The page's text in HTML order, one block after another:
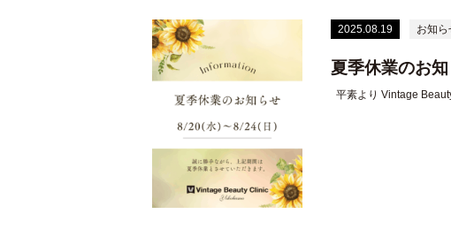
2025.08.19 お知ら
夏季休業のお
平素より Vintage